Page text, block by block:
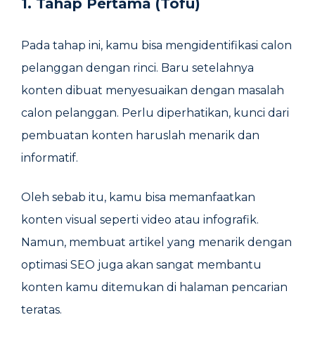
Pada tahap ini, kamu bisa mengidentifikasi calon
pelanggan dengan rinci. Baru setelahnya
konten dibuat menyesuaikan dengan masalah
calon pelanggan. Perlu diperhatikan, kunci dari
pembuatan konten haruslah menarik dan
informatif.
Oleh sebab itu, kamu bisa memanfaatkan
konten visual seperti video atau infografik.
Namun, membuat artikel yang menarik dengan
optimasi SEO juga akan sangat membantu
konten kamu ditemukan di halaman pencarian
teratas.